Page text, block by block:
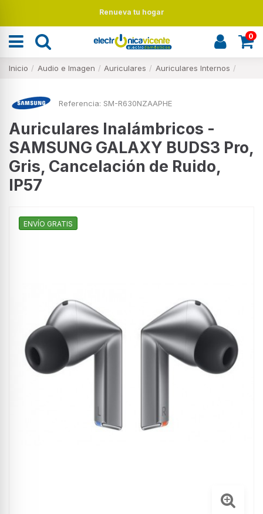
Renueva tu hogar
0
Inicio Audio e Imagen Auriculares Auriculares Internos
Referencia: SM-R630NZAAPHE
Auriculares Inalámbricos -
SAMSUNG GALAXY BUDS3 Pro,
Gris, Cancelación de Ruido,
IP57
ENVÍO GRATIS